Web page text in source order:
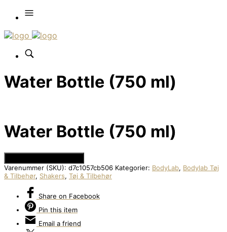
Water Bottle (750 ml)
Water Bottle (750 ml)
Varenummer (SKU): d7c1057cb506 Kategorier: BodyLab, Bodylab Tøj
& Tilbehør, Shakers, Tøj & Tilbehør
Share on Facebook
Pin this item
Email a friend